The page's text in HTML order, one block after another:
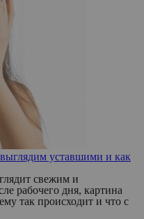
уставшими и как
свежим и
рабочего дня, картина
так происходит и что с